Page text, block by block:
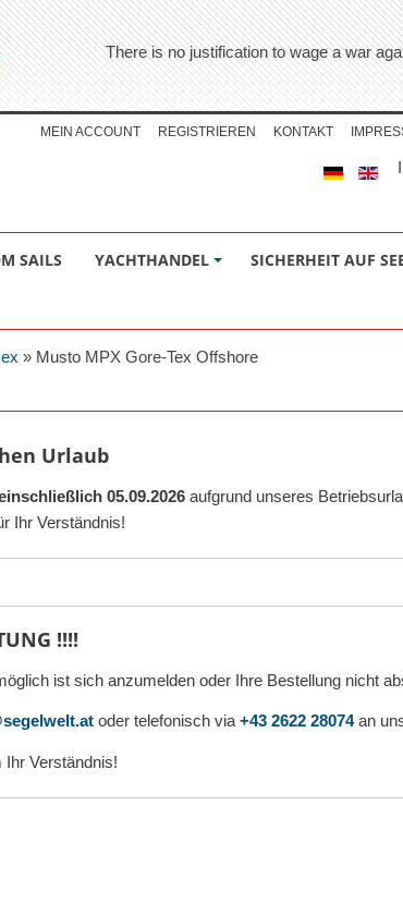
There is no justification to wage a war
KONTAKT
MEIN ACCOUNT REGISTRIEREN
SAILS YACHTHANDEL SICHERHEIT AUF
» Musto MPX Gore-Tex Offshore
Urlaub
05.09.2026aufgrund unseres
Ihr Verständnis!
!!!!
ist sich anzumelden oder Ihre Bestellung nicht
oder telefonisch via +43 2622 28074an
Ihr Verständnis!